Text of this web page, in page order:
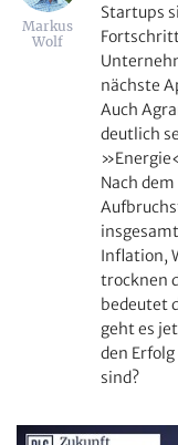
Markus
Wolf
Startups
nächste
Auch
deutlich
Nach
Inflation,
trocknen
bedeutet
geht es
den
sind?